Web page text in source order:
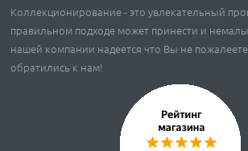
Коллекционирование - это увлекательный
правильном подходе может принести и
нашей компании надеется что Вы не
обратились к нам!